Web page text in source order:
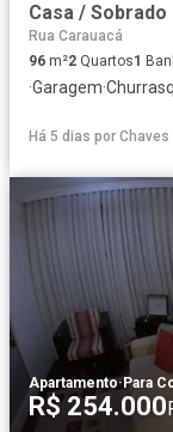
Rua Carauacá
96 m²2 Quartos1
·Garagem·
Há 5 dias por Chaves
Apartamento·Para
R$ 254.000